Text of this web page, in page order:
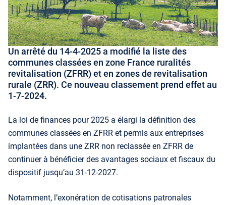
Un arrêté du 14-4-2025 a modifié la liste des
communes classées en zone France ruralités
revitalisation (ZFRR) et en zones de revitalisation
rurale (ZRR). Ce nouveau classement prend effet au
1-7-2024.
La loi de finances pour 2025 a élargi la définition des
communes classées en ZFRR et permis aux entreprises
implantées dans une ZRR non reclassée en ZFRR de
continuer à bénéficier des avantages sociaux et fiscaux du
dispositif jusqu’au 31-12-2027.
Notamment, l’exonération de cotisations patronales